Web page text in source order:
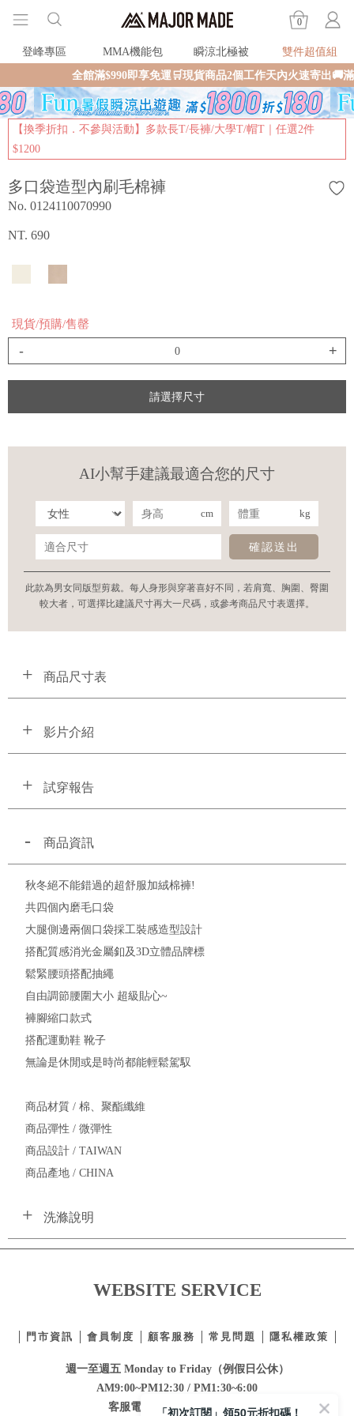
0
登峰專區 MMA機能包 瞬涼北極被
雙件超值組
全館滿$990即享免運🛒現貨商品2個工作天內火速寄出🚚
【換季折扣．不參與活動】多款長T/長褲/大學T/帽T｜任選2件
$1200
多口袋造型內刷毛棉褲
No. 0124110070990
NT. 690
現貨/預購/售罄
- +
請選擇尺寸
AI小幫手建議最適合您的尺寸
cm kg
確認送出
此款為男女同版型剪裁。每人身形與穿著喜好不同，若肩寬、胸圍、臀圍
較大者，可選擇比建議尺寸再大一尺碼，或參考商品尺寸表選擇。
商品尺寸表
影片介紹
試穿報告
商品資訊
秋冬絕不能錯過的超舒服加絨棉褲!
共四個內磨毛口袋
大腿側邊兩個口袋採工裝感造型設計
搭配質感消光金屬釦及3D立體品牌標
鬆緊腰頭搭配抽繩
自由調節腰圍大小 超級貼心~
褲腳縮口款式
搭配運動鞋 靴子
無論是休閒或是時尚都能輕鬆駕馭
商品材質 / 棉、聚酯纖維
商品彈性 / 微彈性
商品設計 / TAIWAN
商品產地 / CHINA
洗滌說明
WEBSITE SERVICE
門市資訊 會員制度 顧客服務 常見問題 隱私權政策
週一至週五 Monday to Friday（例假日公休）
AM9:00~PM12:30 / PM1:30~6:00
客服電話：02-2332-0855
「初次訂閱」領50元折扣碼！